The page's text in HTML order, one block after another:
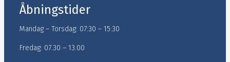
Åbningstider
Mandag – Torsdag: 07:30 – 15:30
Fredag: 07.30 – 13.00